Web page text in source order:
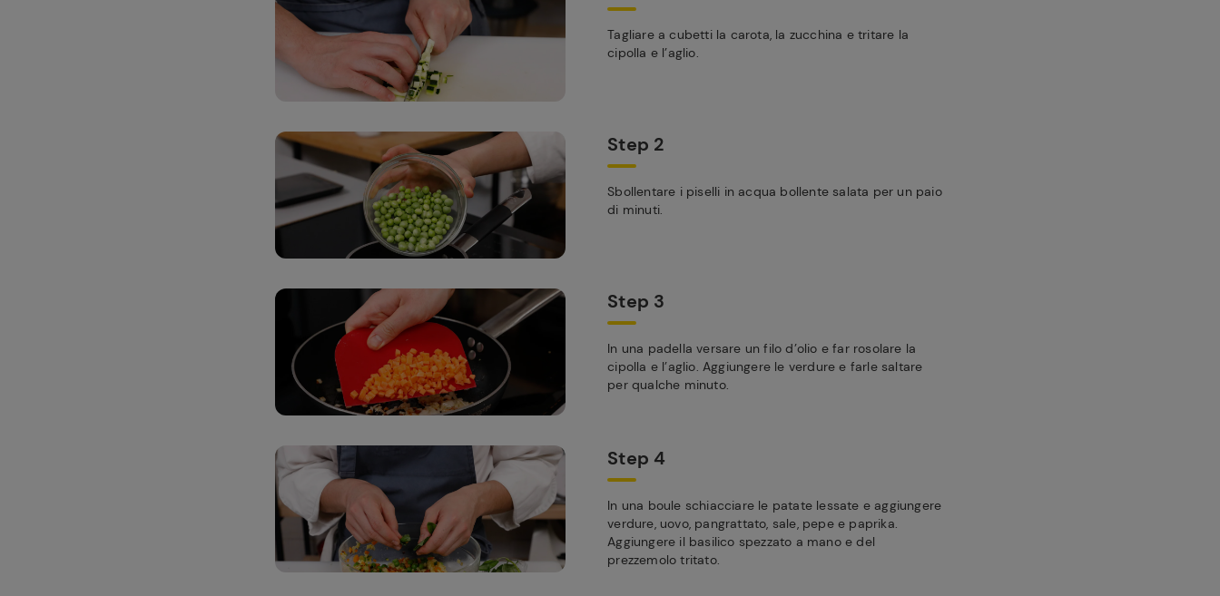
Tagliare a cubetti la carota, la zucchina e tritare la
cipolla e l’aglio.
Step 2
Sbollentare i piselli in acqua bollente salata per un paio
di minuti.
Step 3
In una padella versare un filo d’olio e far rosolare la
cipolla e l’aglio. Aggiungere le verdure e farle saltare
per qualche minuto.
Step 4
In una boule schiacciare le patate lessate e aggiungere
verdure, uovo, pangrattato, sale, pepe e paprika.
Aggiungere il basilico spezzato a mano e del
prezzemolo tritato.